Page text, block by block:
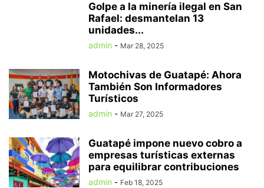
Golpe a la minería ilegal en San
Rafael: desmantelan 13
unidades...
admin - Mar 28, 2025
Motochivas de Guatapé: Ahora
También Son Informadores
Turísticos
admin - Mar 27, 2025
Guatapé impone nuevo cobro a
empresas turísticas externas
para equilibrar contribuciones
admin - Feb 18, 2025